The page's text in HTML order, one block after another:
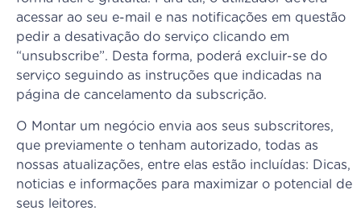
acessar ao seu e-mail e nas notificações em questão
pedir a desativação do serviço clicando em
“unsubscribe”. Desta forma, poderá excluir-se do
serviço seguindo as instruções que indicadas na
página de cancelamento da subscrição.
O Montar um negócio envia aos seus subscritores,
que previamente o tenham autorizado, todas as
nossas atualizações, entre elas estão incluídas: Dicas,
noticias e informações para maximizar o potencial de
seus leitores.